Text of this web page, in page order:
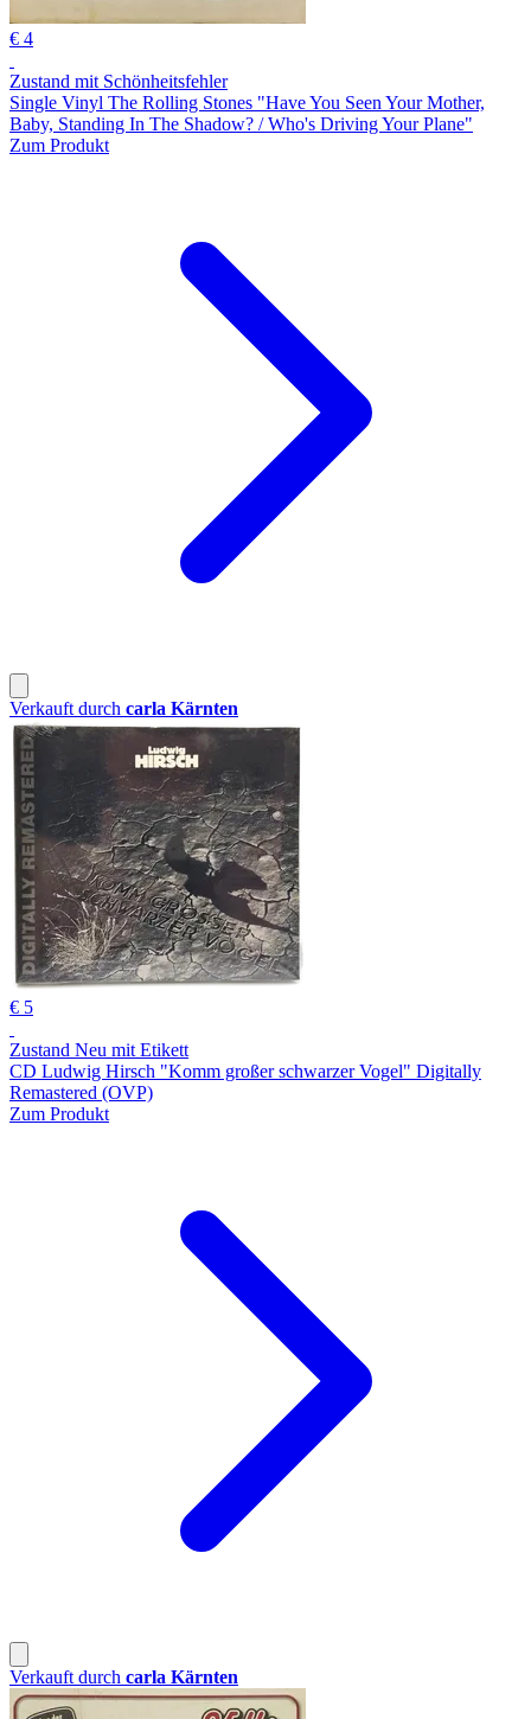
€ 4
Zustand mit Schönheitsfehler
Single Vinyl The Rolling Stones "Have You Seen Your Mother,
Baby, Standing In The Shadow? / Who's Driving Your Plane"
Zum Produkt
Verkauft durch carla Kärnten
€ 5
Zustand Neu mit Etikett
CD Ludwig Hirsch "Komm großer schwarzer Vogel" Digitally
Remastered (OVP)
Zum Produkt
Verkauft durch carla Kärnten